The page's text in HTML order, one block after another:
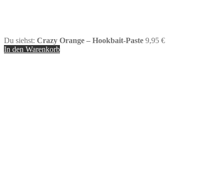
Du siehst: Crazy Orange – Hookbait-Paste 9,95 €
In den Warenkorb